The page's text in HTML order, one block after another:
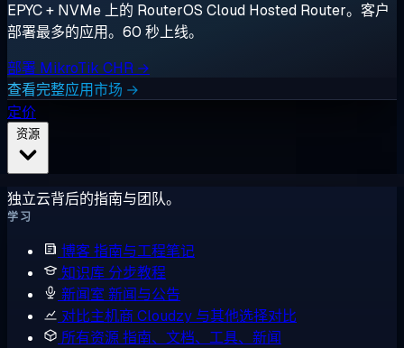
EPYC + NVMe 上的 RouterOS Cloud Hosted Router。客户
部署最多的应用。60 秒上线。
部署 MikroTik CHR →
查看完整应用市场 →
定价
独立云背后的指南与团队。
学习
博客指南与工程笔记
知识库 分步教程
新闻室 新闻与公告
对比主机商 Cloudzy 与其他选择对比
所有资源指南、文档、工具、新闻